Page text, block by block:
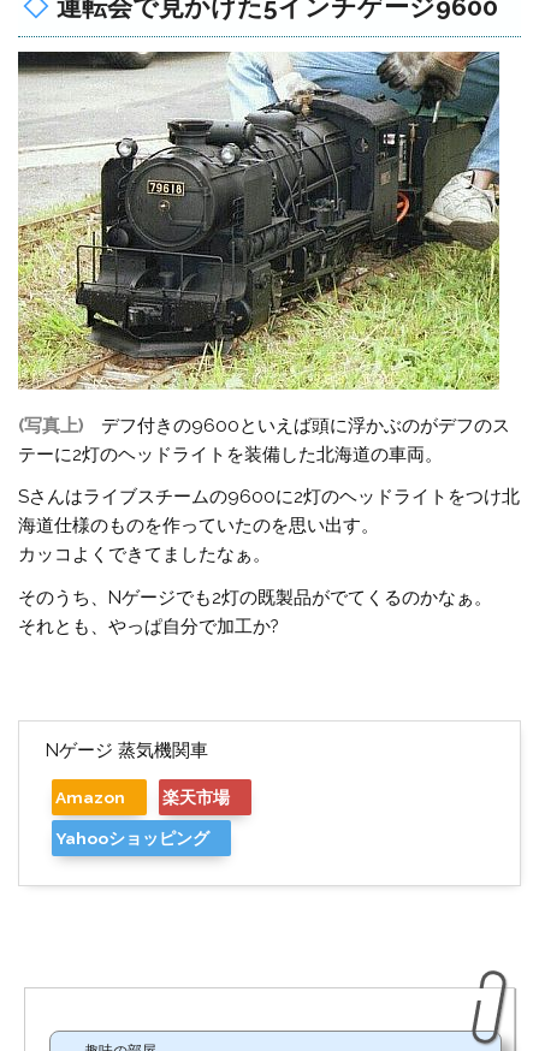
運転会で見かけた5インチゲージ9600
(写真上)
デフ付きの9600といえば頭に浮かぶのがデフのス
テーに2灯のヘッドライトを装備した北海道の車両。
Sさんはライブスチームの9600に2灯のヘッドライトをつけ北
海道仕様のものを作っていたのを思い出す。
カッコよくできてましたなぁ。
そのうち、Nゲージでも2灯の既製品がでてくるのかなぁ。
それとも、やっぱ自分で加工か?
Nゲージ 蒸気機関車
Amazon 楽天市場
Yahooショッピング